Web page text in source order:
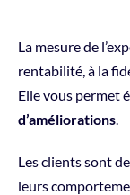
La mesure de
rentabilité, à la
Elle vous permet
d’améliorations
Les clients sont
leurs